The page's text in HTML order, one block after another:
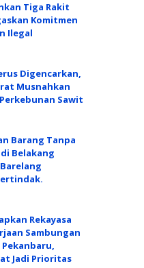
Tiga Rakit
Komitmen
Ilegal
Digencarkan,
Musnahkan
Sawit
Barang Tanpa
Belakang
Rekayasa
Sambungan
Jadi Prioritas